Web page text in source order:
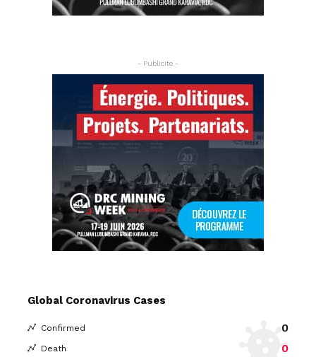
- Publicite -
Global Coronavirus Cases
Confirmed 0
Death 0